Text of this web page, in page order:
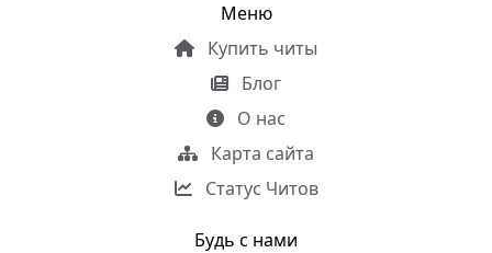
Меню
Купить читы
Блог
О нас
Карта сайта
Статус Читов
Будь с нами